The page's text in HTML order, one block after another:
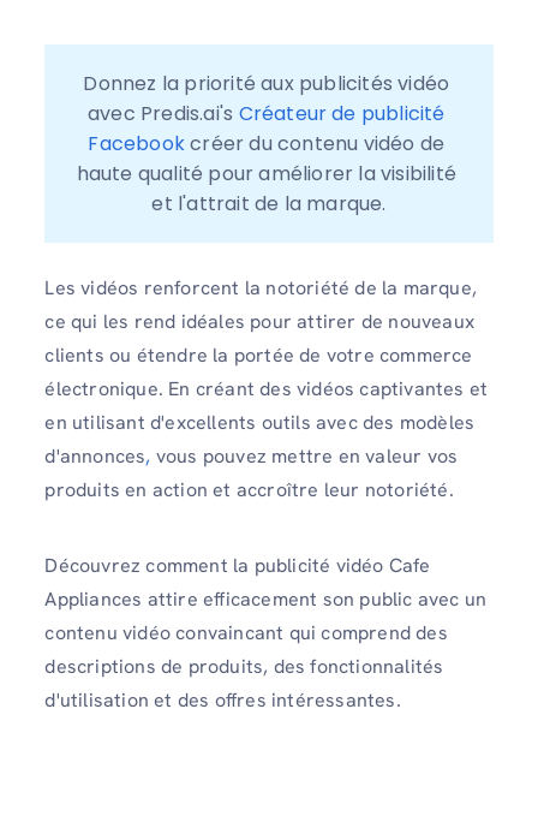
Donnez la priorité aux publicités vidéo
avec Predis.ai's Créateur de publicité
Facebook créer du contenu vidéo de
haute qualité pour améliorer la visibilité
et l'attrait de la marque.
Les vidéos renforcent la notoriété de la marque,
ce qui les rend idéales pour attirer de nouveaux
clients ou étendre la portée de votre commerce
électronique. En créant des vidéos captivantes et
en utilisant d'excellents outils avec des modèles
d'annonces, vous pouvez mettre en valeur vos
produits en action et accroître leur notoriété.
Découvrez comment la publicité vidéo Cafe
Appliances attire efficacement son public avec un
contenu vidéo convaincant qui comprend des
descriptions de produits, des fonctionnalités
d'utilisation et des offres intéressantes.